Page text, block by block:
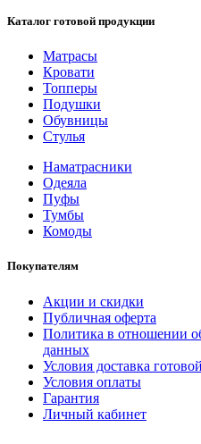
Каталог готовой продукции
Матрасы
Кровати
Топперы
Подушки
Обувницы
Стулья
Наматрасники
Одеяла
Пуфы
Тумбы
Комоды
Покупателям
Акции и скидки
Публичная оферта
Политика в отношении
данных
Условия доставка
Условия оплаты
Гарантия
Личный кабинет